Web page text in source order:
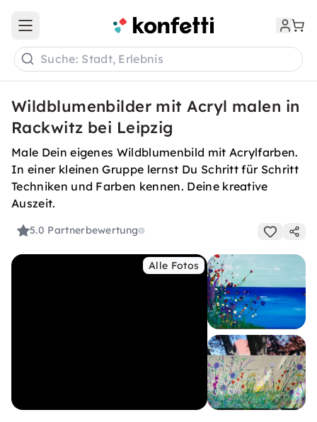
Open main menu
Suche: Stadt, Erlebnis
Wildblumenbilder mit Acryl malen in
Rackwitz bei Leipzig
Male Dein eigenes Wildblumenbild mit Acrylfarben.
In einer kleinen Gruppe lernst Du Schritt für Schritt
Techniken und Farben kennen. Deine kreative
Auszeit.
5.0 Partnerbewertung
Alle Fotos